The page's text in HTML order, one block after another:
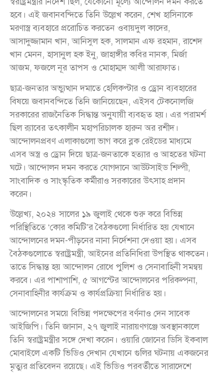
হবে। এই জবানবন্দিতে তিনি উল্লেখ করেন, শেখ হাসিনাকে
মরণাস্ত্র ব্যবহারে প্ররোচিত করতেন ওবায়দুল কাদের,
আসাদুজ্জামান খান, আনিসুল হক, সালমান এফ রহমান, রাশেদ
খান মেনন, হাসানুল হক ইনু, জাহাঙ্গীর কবির নানক, মির্জা
আজম, ফজলে নূর তাপস ও মোহাম্মদ আলী আরাফাত।
ছাত্র-জনতার অভ্যুত্থান দমাতে হেলিকপ্টার ও ড্রোন ব্যবহারের
বিষয়ে জবানবন্দিতে তিনি জানিয়েছেন, এইসব টেকনোলজি
সরকারের রাজনৈতিক সিদ্ধান্ত অনুযায়ী ব্যবহৃত হয়। এর পরামর্শ
ছিল র‌্যাবের তৎকালীন মহাপরিচালক হারুন অর রশীদ।
আন্দোলনপ্রবণ এলাকাগুলো ভাগ করে ব্লক রেইডের মাধ্যমে
এসব অস্ত্র ও ড্রোন দিয়ে ছাত্র-জনতাকে হত্যার ও আহতের ঘটনা
ঘটে। আন্দোলন দমন করতে যোগদানে আউটসাইড শিল্পী,
সাংবাদিক ও সাংস্কৃতিক কর্মীরাও সরকারের উৎসাহ প্রদান
করেন।
উল্লেখ্য, ২০২৪ সালের ১৯ জুলাই থেকে শুরু করে বিভিন্ন
পরিস্থিতিতে ‘কোর কমিটি’র বৈঠকগুলো নির্ধারিত হয় যেখানে
আন্দোলনের দমন-পীড়নের নানা নির্দেশনা দেওয়া হয়। এসব
বৈঠকগুলোতে স্বরাষ্ট্রমন্ত্রী, আইনের প্রতিনিধিরা উপস্থিত থাকতেন।
তাতে সিদ্ধান্ত হয় আন্দোলন রোধে পুলিশ ও সেনাবাহিনী সমন্বয়
করবে। এর পাশাপাশি, ৫ আগস্টের আন্দোলনের পরিকল্পনা,
সেনাবাহিনীর কার্যক্রম ও কার্যপ্রক্রিয়া নির্ধারিত হয়।
আন্দোলনের সময়ে বিভিন্ন পদক্ষেপের বর্ণনাও দেন সাবেক
আইজিপি। তিনি জানান, ২৭ জুলাই নারায়ণগঞ্জে অবস্থানকালে
তিনি স্বরাষ্ট্রমন্ত্রীর সঙ্গে দেখা করেন। ওয়ারি জোনের ডিসি ইকবাল
মোবাইলে একটি ভিডিও দেখান যেখানে গুলির ঘটনায় একজনের
মৃত্যুর প্রতিবেদন রয়েছে। এই ভিডিও পরবর্তীতে সারাদেশে